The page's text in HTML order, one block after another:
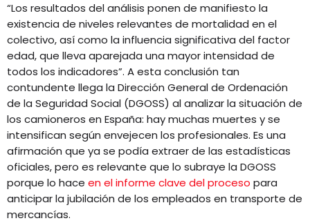
“Los resultados del análisis ponen de manifiesto la
existencia de niveles relevantes de mortalidad en el
colectivo, así como la influencia significativa del factor
edad, que lleva aparejada una mayor intensidad de
todos los indicadores”. A esta conclusión tan
contundente llega la Dirección General de Ordenación
de la Seguridad Social (DGOSS) al analizar la situación de
los camioneros en España: hay muchas muertes y se
intensifican según envejecen los profesionales. Es una
afirmación que ya se podía extraer de las estadísticas
oficiales, pero es relevante que lo subraye la DGOSS
porque lo hace en el informe clave del proceso para
anticipar la jubilación de los empleados en transporte de
mercancías.